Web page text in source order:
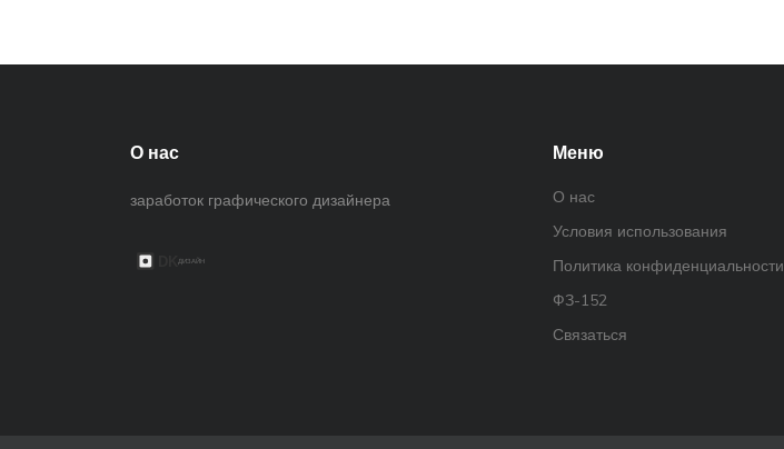
О нас
заработок графического дизайнера
Меню
О нас
Условия использования
Политика конфиденциальности
ФЗ-152
Связаться